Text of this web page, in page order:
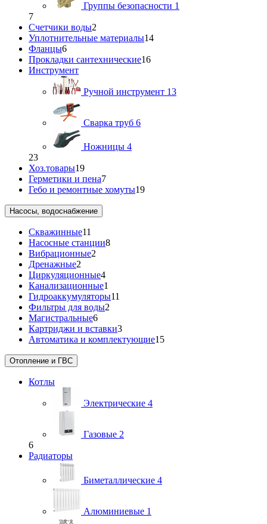
Группы безопасности 1
7
Счетчики воды2
Уплотнительные материалы14
Фланцы6
Прокладки сантехнические16
Инструмент
Ручной инструмент 13
Сварка труб 6
Ножницы 4
23
Хоз.товары19
Герметики и пена7
Гебо и ремонтные хомуты19
Насосы, водоснабжение
Скважинные11
Насосные станции8
Вибрационные2
Дренажные2
Циркуляционные4
Канализационные1
Гидроаккумуляторы11
Фильтры для воды2
Магистральные6
Картриджи и вставки3
Автоматика и комплектующие15
Отопление и ГВС
Котлы
Электрические 4
Газовые 2
6
Радиаторы
Биметаллические 4
Алюминиевые 1